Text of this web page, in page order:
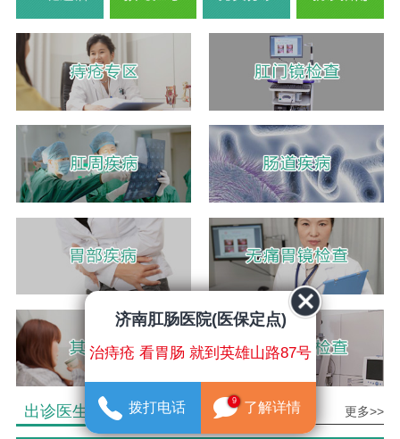
出诊医生介绍 更多>>
济南肛肠医院(医保定点)
治痔疮 看胃肠 就到英雄山路87号
拨打电话 9 了解详情